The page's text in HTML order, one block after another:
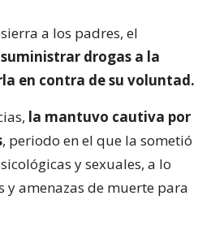
a los padres, el
suministrar drogas a la
en contra de su voluntad.
la mantuvo cautiva por
, periodo en el que la sometió
y sexuales, a lo
y amenazas de muerte para